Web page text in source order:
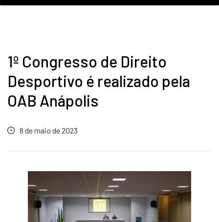
1º Congresso de Direito
Desportivo é realizado pela
OAB Anápolis
8 de maio de 2023